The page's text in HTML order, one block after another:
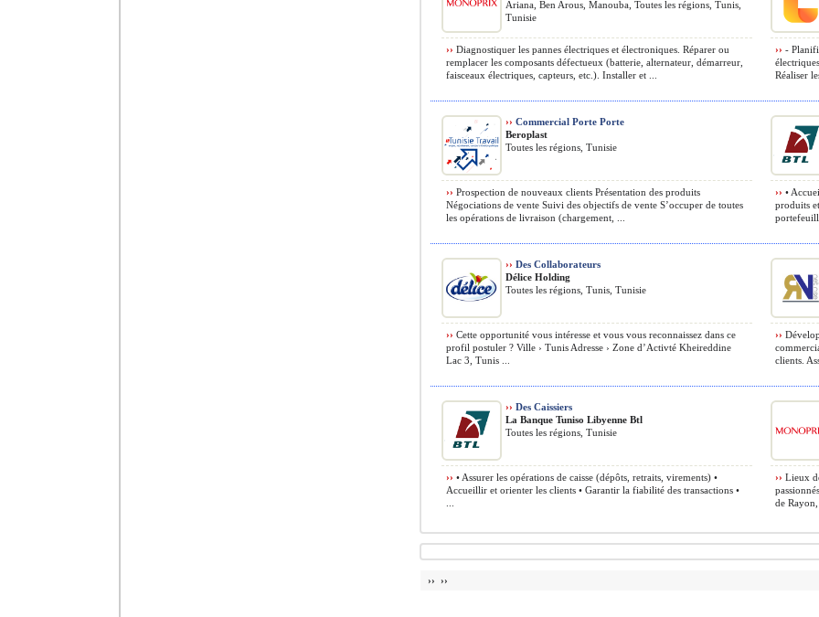
Ariana, Ben Arous, Manouba, Toutes les régions, Tunis,
Tunisie
›› Diagnostiquer les pannes électriques et électroniques. Réparer ou
remplacer les composants défectueux (batterie, alternateur, démarreur,
faisceaux électriques, capteurs, etc.). Installer et ...
›› -
Réaliser
›› Commercial Porte Porte
Beroplast
Toutes les régions, Tunisie
›› Prospection de nouveaux clients Présentation des produits
Négociations de vente Suivi des objectifs de vente S’occuper de toutes
les opérations de livraison (chargement, ...
›› •
produits
›› Des Collaborateurs
Délice Holding
Toutes les régions, Tunis, Tunisie
›› Cette opportunité vous intéresse et vous vous reconnaissez dans ce
profil postuler ? Ville › Tunis Adresse › Zone d’Activté Kheireddine
Lac 3, Tunis ...
››
clients.
›› Des Caissiers
La Banque Tuniso Libyenne Btl
Toutes les régions, Tunisie
›› • Assurer les opérations de caisse (dépôts, retraits, virements) •
Accueillir et orienter les clients • Garantir la fiabilité des transactions •
›› Lieux
de
›› ››